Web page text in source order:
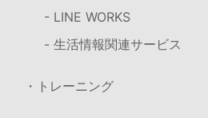
- LINE WORKS
- 生活情報関連サービス
・トレーニング